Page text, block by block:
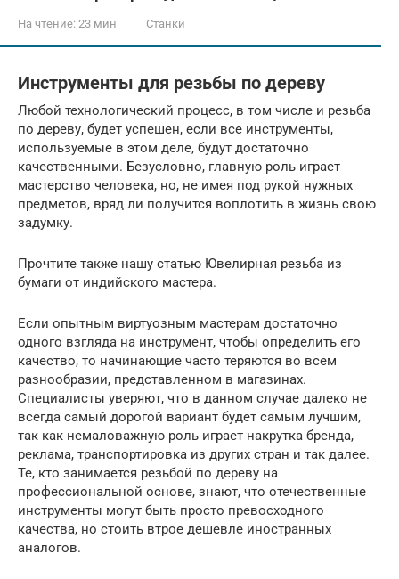
На чтение: 23 мин Станки
Инструменты для резьбы по дереву
Любой технологический процесс, в том числе и резьба
по дереву, будет успешен, если все инструменты,
используемые в этом деле, будут достаточно
качественными. Безусловно, главную роль играет
мастерство человека, но, не имея под рукой нужных
предметов, вряд ли получится воплотить в жизнь свою
задумку.
Прочтите также нашу статью Ювелирная резьба из
бумаги от индийского мастера.
Если опытным виртуозным мастерам достаточно
одного взгляда на инструмент, чтобы определить его
качество, то начинающие часто теряются во всем
разнообразии, представленном в магазинах.
Специалисты уверяют, что в данном случае далеко не
всегда самый дорогой вариант будет самым лучшим,
так как немаловажную роль играет накрутка бренда,
реклама, транспортировка из других стран и так далее.
Те, кто занимается резьбой по дереву на
профессиональной основе, знают, что отечественные
инструменты могут быть просто превосходного
качества, но стоить втрое дешевле иностранных
аналогов.